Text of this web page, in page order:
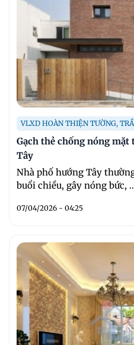
VLXD HOÀN THIỆN TƯỜNG,
Gạch thẻ chống nóng
Tây
Nhà phố hướng Tây
buổi chiều, gây nóng bức,
07/04/2026 - 04:25